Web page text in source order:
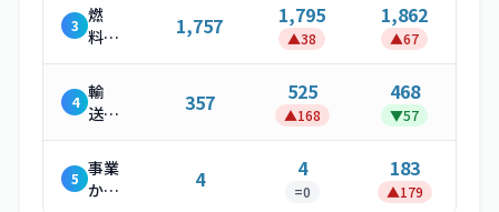
3 燃
料・
エネ
ルギ
ー関
連活
動
1,757 1,795
▲38
1,862
▲67
4 輸
送・
配送
（上
流）
357 525
▲168
468
▼57
5 事業
から
4 4
=0
183
▲179